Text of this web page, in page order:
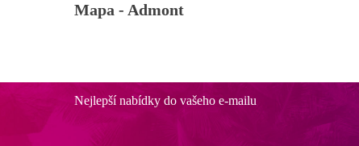
Mapa - Admont
Nejlepší nabídky do vašeho e-mailu